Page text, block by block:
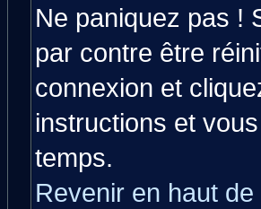
Ne paniquez pas !
par contre être
connexion et
instructions et
temps.
Revenir en haut de